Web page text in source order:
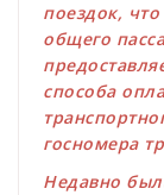
поездок,
общего
способа
госномера
Недавно